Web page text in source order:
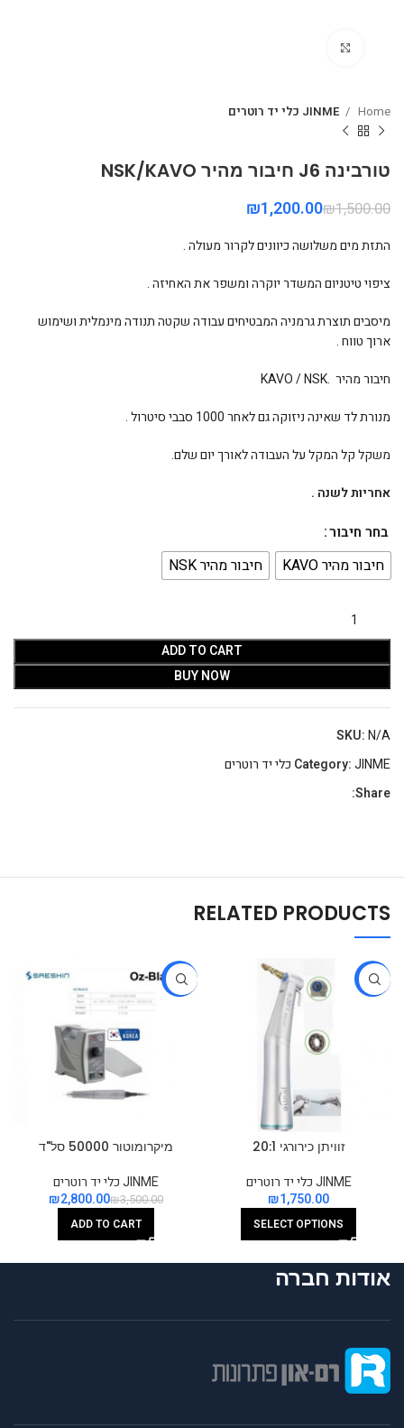
Home JINME כלי יד רוטרים
טורבינה J6 חיבור מהיר NSK/KAVO
₪1,500.00
₪1,200.00
התזת מים משלושה כיוונים לקרור מעולה .
ציפוי טיטניום המשדר יוקרה ומשפר את האחיזה .
מיסבים תוצרת גרמניה המבטיחים עבודה שקטה תנודה מינמלית ושימוש
ארוך טווח .
חיבור מהיר .KAVO / NSK
מנורת לד שאינה ניזוקה גם לאחר 1000 סבבי סיטרול .
משקל קל המקל על העבודה לאורך יום שלם.
אחריות לשנה .
בחר חיבור
חיבור מהיר KAVO
חיבור מהיר NSK
ADD TO CART
BUY NOW
SKU:N/A
Category:JINME כלי יד רוטרים
Share:
RELATED PRODUCTS
-10%
זוויתן כירורגי 20:1
JINME כלי יד רוטרים
₪
SELECT OPTIONS
-20%
מיקרומוטור 50000 סל"ד
JINME כלי יד רוטרים
₪3,500.00
₪2,800.00
ADD TO CART
אודות חברה